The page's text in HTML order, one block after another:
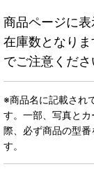
商品ページに
在庫数となり
でご注意くださ
※商品名に記載され
す。一部、写真と
際、必ず商品の型
す。